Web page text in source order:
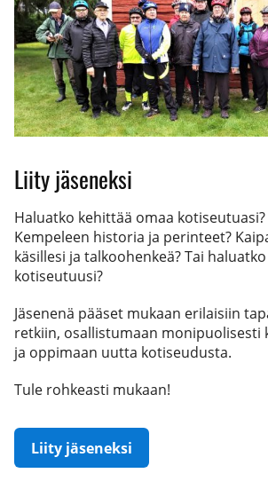
Liity jäseneksi
Haluatko kehittää omaa
Kempeleen historia ja perinteet?
käsillesi ja talkoohenkeä? Tai
kotiseutuusi?
Jäsenenä pääset mukaan erilaisiin
retkiin, osallistumaan monipuolisesti
ja oppimaan uutta kotiseudusta.
Tule rohkeasti mukaan!
Liity jäseneksi